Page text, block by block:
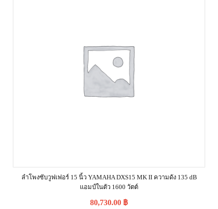
ลำโพงซับวูฟเฟอร์ 15 นิ้ว YAMAHA DXS15 MK II ความดัง 135 dB
แอมป์ในตัว 1600 วัตต์
80,730.00 ฿